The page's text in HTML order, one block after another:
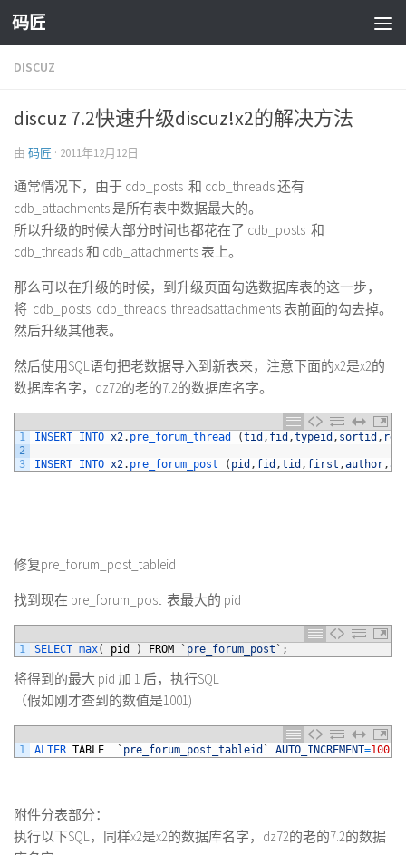
Skip to content
码匠
DISCUZ
discuz 7.2快速升级discuz!x2的解决方法
由 码匠 · 2011年12月12日
通常情况下，由于 cdb_posts 和 cdb_threads 还有
cdb_attachments 是所有表中数据最大的。
所以升级的时候大部分时间也都花在了 cdb_posts 和
cdb_threads 和 cdb_attachments 表上。
那么可以在升级的时候，到升级页面勾选数据库表的这一步，
将 cdb_posts cdb_threads threadsattachments 表前面的勾去掉。
然后升级其他表。
然后使用SQL语句把老数据导入到新表来，注意下面的x2是x2的
数据库名字，dz72的老的7.2的数据库名字。
1
2
3
INSERT INTO x2. pre_forum_thread (tid , fid ,typeid , sortid ,
INSERT INTO x2. pre_forum_post ( pid , fid ,tid , first ,author,
修复pre_forum_post_tableid
找到现在 pre_forum_post 表最大的 pid
1 SELECT max( pid ) FROM ` pre_forum_post ` ;
将得到的最大 pid 加 1 后，执行SQL
（假如刚才查到的数值是1001)
1 ALTER TABLE ` pre_forum_post_tableid ` AUTO_INCREMENT=1001
附件分表部分：
执行以下SQL，同样x2是x2的数据库名字，dz72的老的7.2的数据